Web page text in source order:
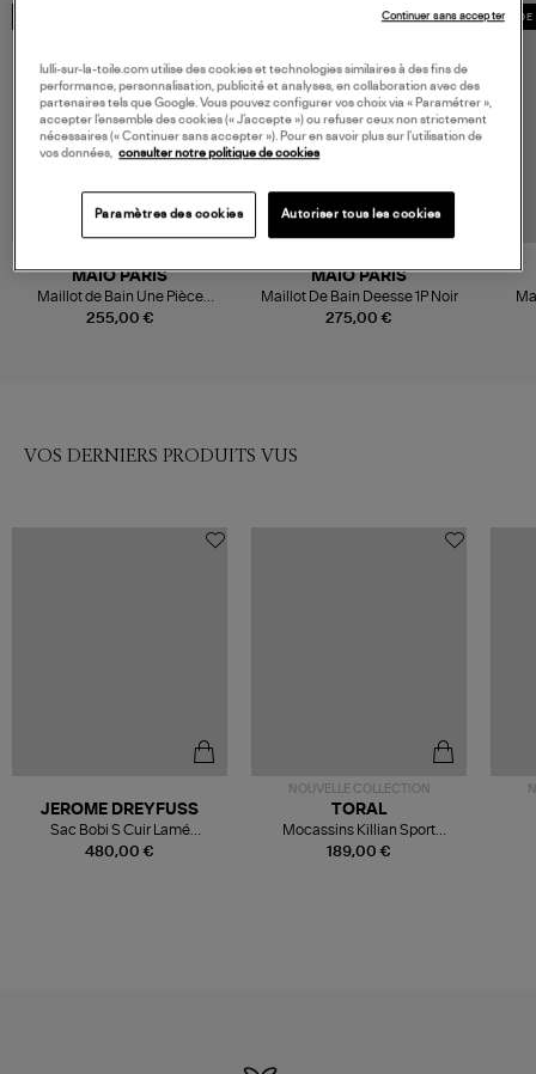
255,00 €
MAIÔ PARIS
Maillot de Bain Une Pièce
Orsay Noir
275,00 €
MAIÔ PARIS
Maillot De Bain Deesse 1P Noir
MADE
VOS DERNIERS PRODUITS VUS
480,00 €
JEROME DREYFUSS
Sac Bobi S Cuir Lamé
Champagne
NOUVELLE COLLECTION
189,00 €
TORAL
Mocassins Killian Sport
Mousse
lulli-sur-la-toile.com utilise des cookies et technologies similaires à des fins de
performance, personnalisation, publicité et analyses, en collaboration avec des
partenaires tels que Google. Vous pouvez configurer vos choix via « Paramétrer »,
accepter l’ensemble des cookies (« J’accepte ») ou refuser ceux non strictement
nécessaires (« Continuer sans accepter »). Pour en savoir plus sur l’utilisation de
vos données,
consulter notre politique de cookies
Paramètres des cookies Autoriser tous les cookies
Continuer sans accepter